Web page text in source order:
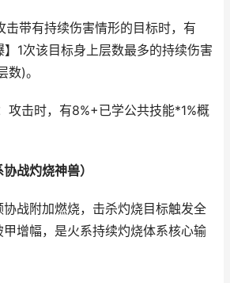
带有持续伤害情形的目标时，有
1次该目标身上层数最多的持续伤害
数)。
击时，有8%+已学公共技能*1%概
战灼烧神兽）
战附加燃烧，击杀灼烧目标触发全
增幅，是火系持续灼烧体系核心输